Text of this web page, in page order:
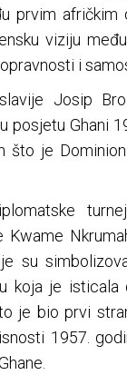
prvim afričkim
viziju
i
Josip
posjetu Ghani
što je
Kwame
su
koja je isticala
je bio prvi
1957.